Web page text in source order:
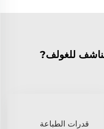
قدرات الطباعة